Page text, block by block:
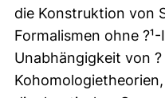
die Konstruktion von
Formalismen ohne
Unabhängigkeit von